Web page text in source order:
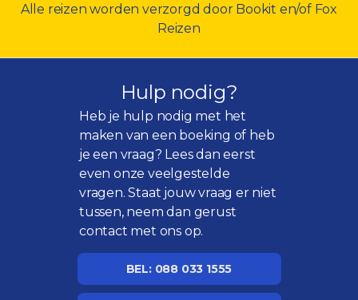
Alle reizen worden verzorgd door Bookit en/of Fox
Reizen
Hulp nodig?
Heb je hulp nodig met het
maken van een boeking of heb
je een vraag? Lees dan eerst
even onzeveelgestelde
vragen. Staat jouw vraag er niet
tussen, neem dan gerust
contact met ons op.
BEL: 088 033 1555